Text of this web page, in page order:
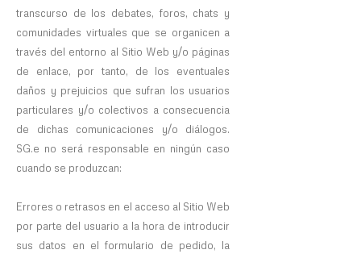
transcurso de los debates, foros, chats y
comunidades virtuales que se organicen a
través del entorno al Sitio Web y/o páginas
de enlace, por tanto, de los eventuales
daños y prejuicios que sufran los usuarios
particulares y/o colectivos a consecuencia
de dichas comunicaciones y/o diálogos.
SG.e no será responsable en ningún caso
cuando se produzcan:
Errores o retrasos en el acceso al Sitio Web
por parte del usuario a la hora de introducir
sus datos en el formulario de pedido, la